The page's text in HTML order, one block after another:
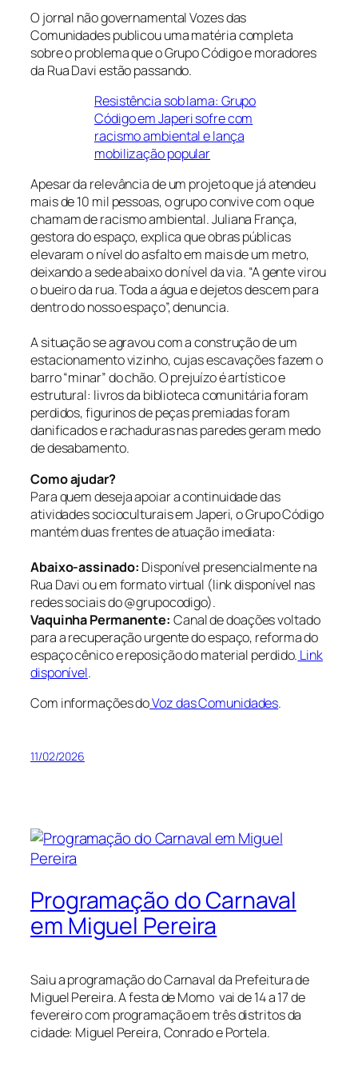
O jornal não governamental Vozes das
Comunidades publicou uma matéria completa
sobre o problema que o Grupo Código e moradores
da Rua Davi estão passando.
Resistência sob lama: Grupo
Código em Japeri sofre com
racismo ambiental e lança
mobilização popular
Apesar da relevância de um projeto que já atendeu
mais de 10 mil pessoas, o grupo convive com o que
chamam de racismo ambiental. Juliana França,
gestora do espaço, explica que obras públicas
elevaram o nível do asfalto em mais de um metro,
deixando a sede abaixo do nível da via. “A gente virou
o bueiro da rua. Toda a água e dejetos descem para
dentro do nosso espaço”, denuncia.
A situação se agravou com a construção de um
estacionamento vizinho, cujas escavações fazem o
barro “minar” do chão. O prejuízo é artístico e
estrutural: livros da biblioteca comunitária foram
perdidos, figurinos de peças premiadas foram
danificados e rachaduras nas paredes geram medo
de desabamento.
Como ajudar?
Para quem deseja apoiar a continuidade das
atividades socioculturais em Japeri, o Grupo Código
mantém duas frentes de atuação imediata:
Abaixo-assinado: Disponível presencialmente na
Rua Davi ou em formato virtual (link disponível nas
redes sociais do @grupocodigo).
Vaquinha Permanente: Canal de doações voltado
para a recuperação urgente do espaço, reforma do
espaço cênico e reposição do material perdido. Link
disponível.
Com informações doVoz das Comunidades.
11/02/2026
Programação do Carnaval
em Miguel Pereira
Saiu a programação do Carnaval da Prefeitura de
Miguel Pereira. A festa de Momo vai de 14 a 17 de
fevereiro com programação em três distritos da
cidade: Miguel Pereira, Conrado e Portela.